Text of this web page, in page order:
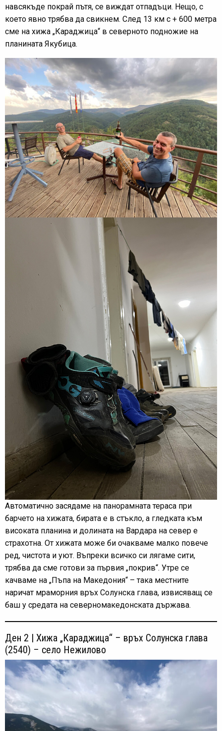
навсякъде покрай пътя, се виждат отпадъци. Нещо, с
което явно трябва да свикнем. След 13 км с + 600 метра
сме на хижа „Караджица“ в северното подножие на
планината Якубица.
Автоматично засядаме на панорамната тераса при
барчето на хижата, бирата е в стъкло, а гледката към
високата планина и долината на Вардара на север е
страхотна. От хижата може би очакваме малко повече
ред, чистота и уют. Въпреки всичко си лягаме сити,
трябва да сме готови за първия „покрив“. Утре се
качваме на „Пъпа на Македония“ – така местните
наричат мраморния връх Солунска глава, извисяващ се
баш у средата на северномакедонската държава.
Ден 2 | Хижа „Караджица“ – връх Солунска глава
(2540) – село Нежилово